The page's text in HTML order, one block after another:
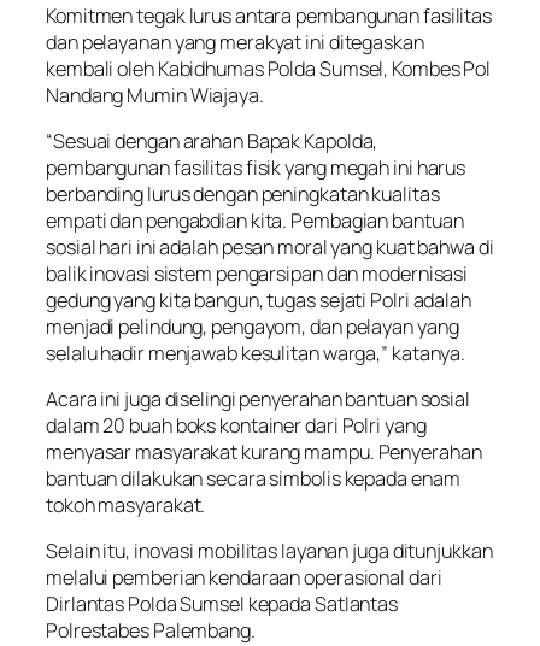
Komitmen tegak lurus antara pembangunan fasilitas
dan pelayanan yang merakyat ini ditegaskan
kembali oleh Kabidhumas Polda Sumsel, Kombes Pol
Nandang Mumin Wiajaya.
“Sesuai dengan arahan Bapak Kapolda,
pembangunan fasilitas fisik yang megah ini harus
berbanding lurus dengan peningkatan kualitas
empati dan pengabdian kita. Pembagian bantuan
sosial hari ini adalah pesan moral yang kuat bahwa di
balik inovasi sistem pengarsipan dan modernisasi
gedung yang kita bangun, tugas sejati Polri adalah
menjadi pelindung, pengayom, dan pelayan yang
selalu hadir menjawab kesulitan warga,” katanya.
Acara ini juga diselingi penyerahan bantuan sosial
dalam 20 buah boks kontainer dari Polri yang
menyasar masyarakat kurang mampu. Penyerahan
bantuan dilakukan secara simbolis kepada enam
tokoh masyarakat.
Selain itu, inovasi mobilitas layanan juga ditunjukkan
melalui pemberian kendaraan operasional dari
Dirlantas Polda Sumsel kepada Satlantas
Polrestabes Palembang.